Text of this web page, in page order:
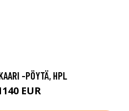
-PÖYTÄ, HPL
EUR